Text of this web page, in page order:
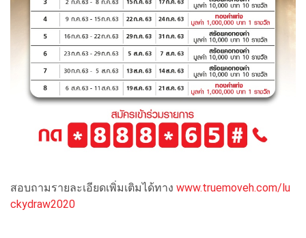
สอบถามรายละเอียดเพิ่มเติมได้ทาง www.truemoveh.com/lu
ckydraw2020